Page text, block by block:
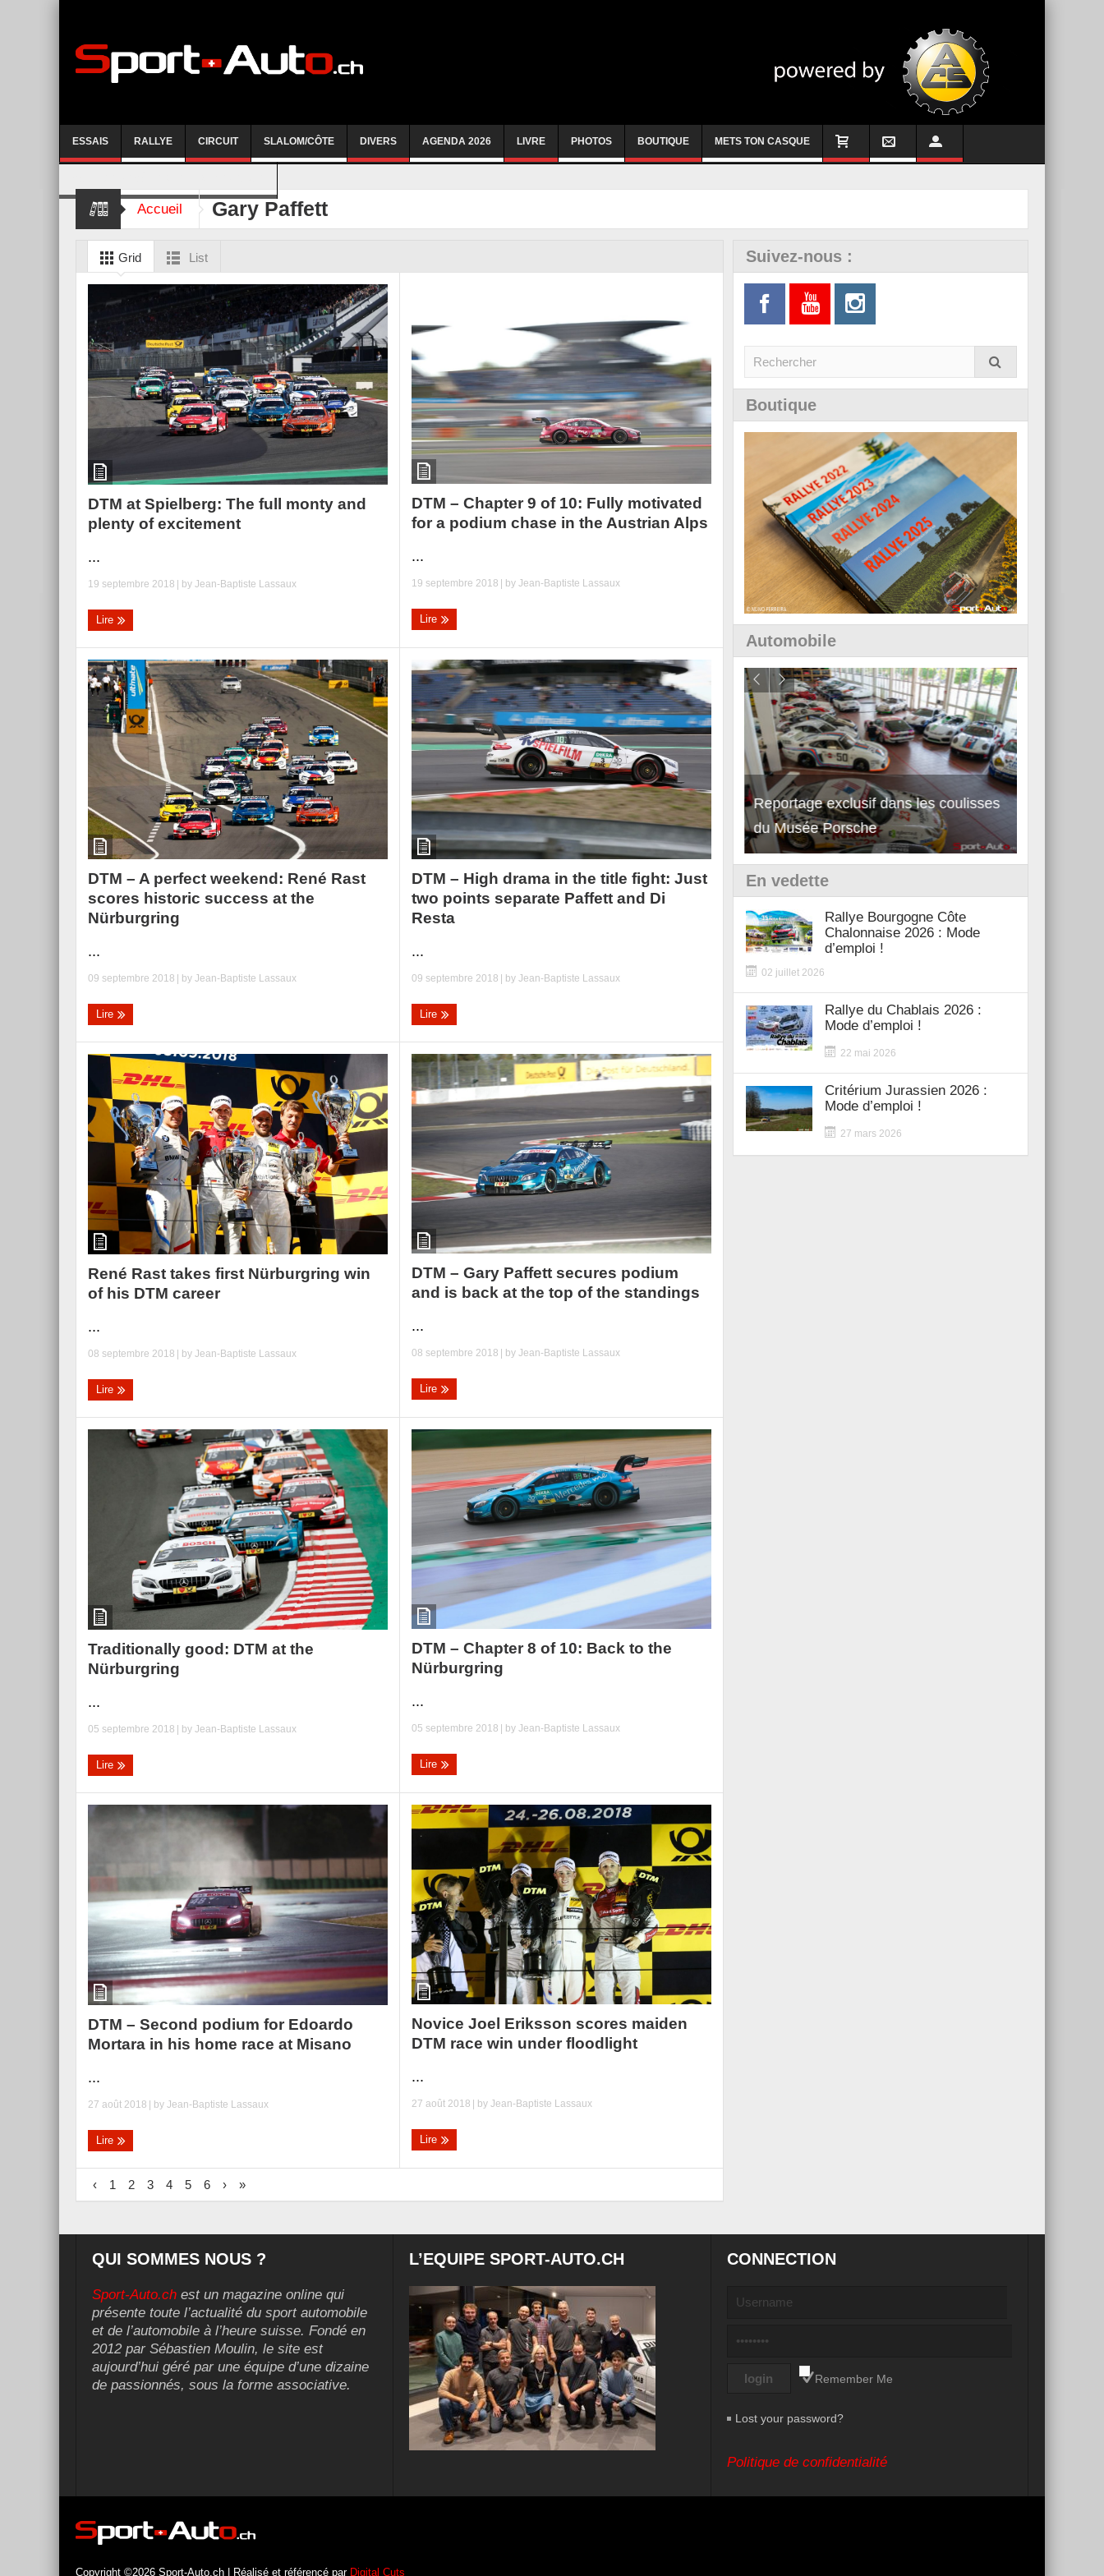
ESSAIS RALLYE CIRCUIT SLALOM/CÔTE DIVERS AGENDA 2026 LIVRE PHOTOS BOUTIQUE METS TON CASQUE
Accueil Gary Paffett
Grid List
DTM at Spielberg: The full monty and
plenty of excitement
...
19 septembre 2018 | by Jean-Baptiste Lassaux
Lire
DTM – Chapter 9 of 10: Fully motivated
for a podium chase in the Austrian Alps
...
19 septembre 2018 | byJean-Baptiste Lassaux
Lire
DTM – A perfect weekend: René Rast
scores historic success at the
Nürburgring
...
09 septembre 2018 | by Jean-Baptiste Lassaux
Lire
DTM – High drama in the title fight: Just
two points separate Paffett and Di
Resta
...
09 septembre 2018 | byJean-Baptiste Lassaux
Lire
René Rast takes first Nürburgring win
of his DTM career
...
08 septembre 2018 | by Jean-Baptiste Lassaux
Lire
DTM – Gary Paffett secures podium
and is back at the top of the standings
...
08 septembre 2018 | byJean-Baptiste Lassaux
Lire
Traditionally good: DTM at the
Nürburgring
...
05 septembre 2018 | by Jean-Baptiste Lassaux
Lire
DTM – Chapter 8 of 10: Back to the
Nürburgring
...
05 septembre 2018 | byJean-Baptiste Lassaux
Lire
DTM – Second podium for Edoardo
Mortara in his home race at Misano
...
27 août 2018 | by Jean-Baptiste Lassaux
Lire
Novice Joel Eriksson scores maiden
DTM race win under floodlight
...
27 août 2018 | byJean-Baptiste Lassaux
Lire
‹ 1 2 3 4 5 6 › »
Suivez-nous :
Boutique
Automobile
Essai – Morgan Supersport
Reportage exclusif dans les coulisses
du Musée Porsche
En vedette
Rallye Bourgogne Côte
Chalonnaise 2026 : Mode
d’emploi !
02 juillet 2026
Rallye du Chablais 2026 :
Mode d’emploi !
22 mai 2026
Critérium Jurassien 2026 :
Mode d’emploi !
27 mars 2026
QUI SOMMES NOUS ?
Sport-Auto.ch est un magazine online qui
présente toute l’actualité du sport automobile
et de l’automobile à l’heure suisse. Fondé en
2012 par Sébastien Moulin, le site est
aujourd’hui géré par une équipe d’une dizaine
de passionnés, sous la forme associative.
L’EQUIPE SPORT-AUTO.CH CONNECTION
Remember Me
Lost your password?
Politique de confidentialité
Copyright ©2026 Sport-Auto.ch | Réalisé et référencé par Digital Cuts